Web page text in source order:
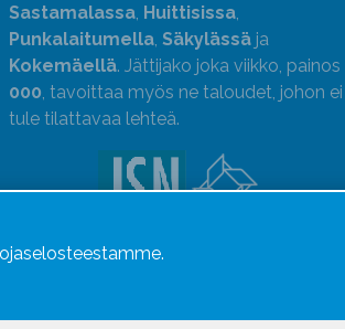
Sastamalassa, Huittisissa,
Punkalaitumella, Säkylässäja
Kokemäellä. Jättijako joka viikko, painos
000, tavoittaa myös ne taloudet, johon ei
tule tilattavaa lehteä.
Uutismedian Liiton jäsen. Noudatamme